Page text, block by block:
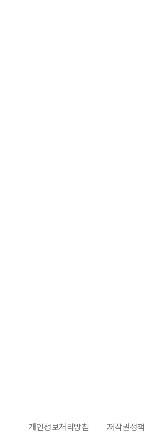
개인정보처리방침 저작권정책